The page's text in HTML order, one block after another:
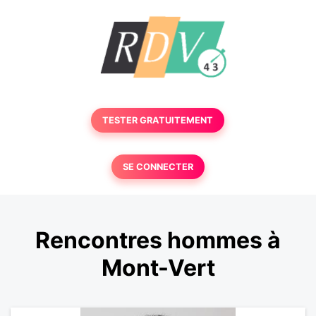
TESTER GRATUITEMENT
SE CONNECTER
Rencontres hommes à
Mont-Vert